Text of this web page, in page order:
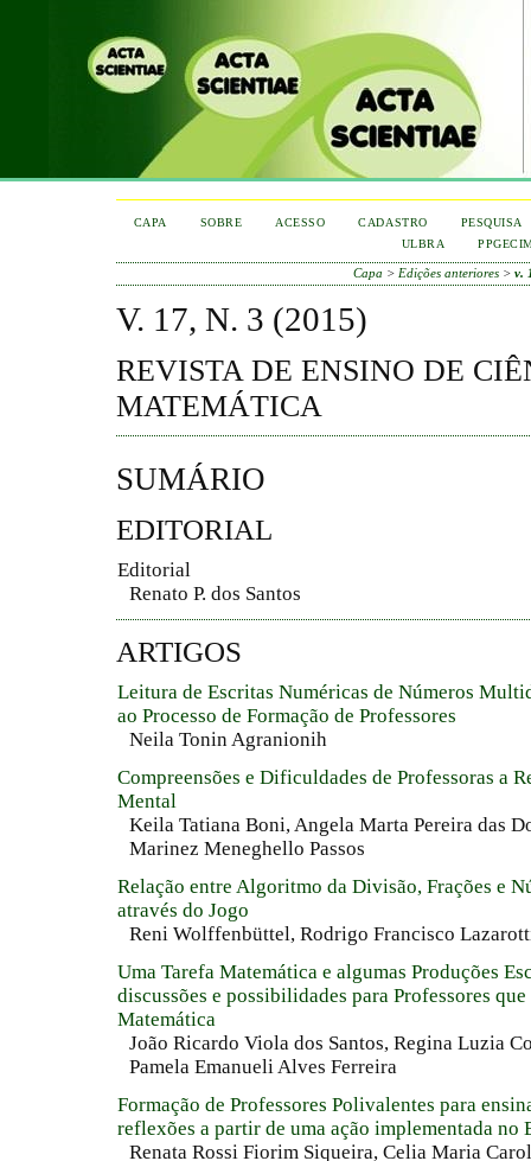
CAPA SOBRE ACESSO CADASTRO
PESQUISA
ULBRA
Capa > Edições anteriores> v.
V. 17, N. 3 (2015)
REVISTA DE ENSINO DE
MATEMÁTICA
SUMÁRIO
EDITORIAL
Editorial
Renato P. dos Santos
ARTIGOS
Leitura de Escritas Numéricas de Números
ao Processo de Formação de Professores
Neila Tonin Agranionih
Compreensões e Dificuldades de Professoras a
Mental
Keila Tatiana Boni, Angela Marta Pereira das
Marinez Meneghello Passos
Relação entre Algoritmo da Divisão, Frações e
através do Jogo
Reni Wolffenbüttel, Rodrigo Francisco
Uma Tarefa Matemática e algumas Produções
discussões e possibilidades para Professores
Matemática
João Ricardo Viola dos Santos, Regina Luzia
Pamela Emanueli Alves Ferreira
Formação de Professores Polivalentes para
reflexões a partir de uma ação implementada no
Renata Rossi Fiorim Siqueira, Celia Maria